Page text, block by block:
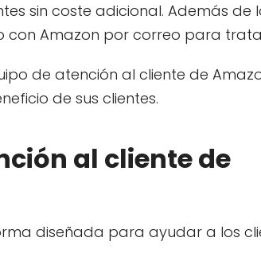
sin coste adicional. Además de
con Amazon por correo para
de atención al cliente de
de sus clientes.
al cliente de
diseñada para ayudar a los